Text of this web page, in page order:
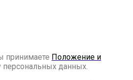
принимаете Положение и
персональных данных.